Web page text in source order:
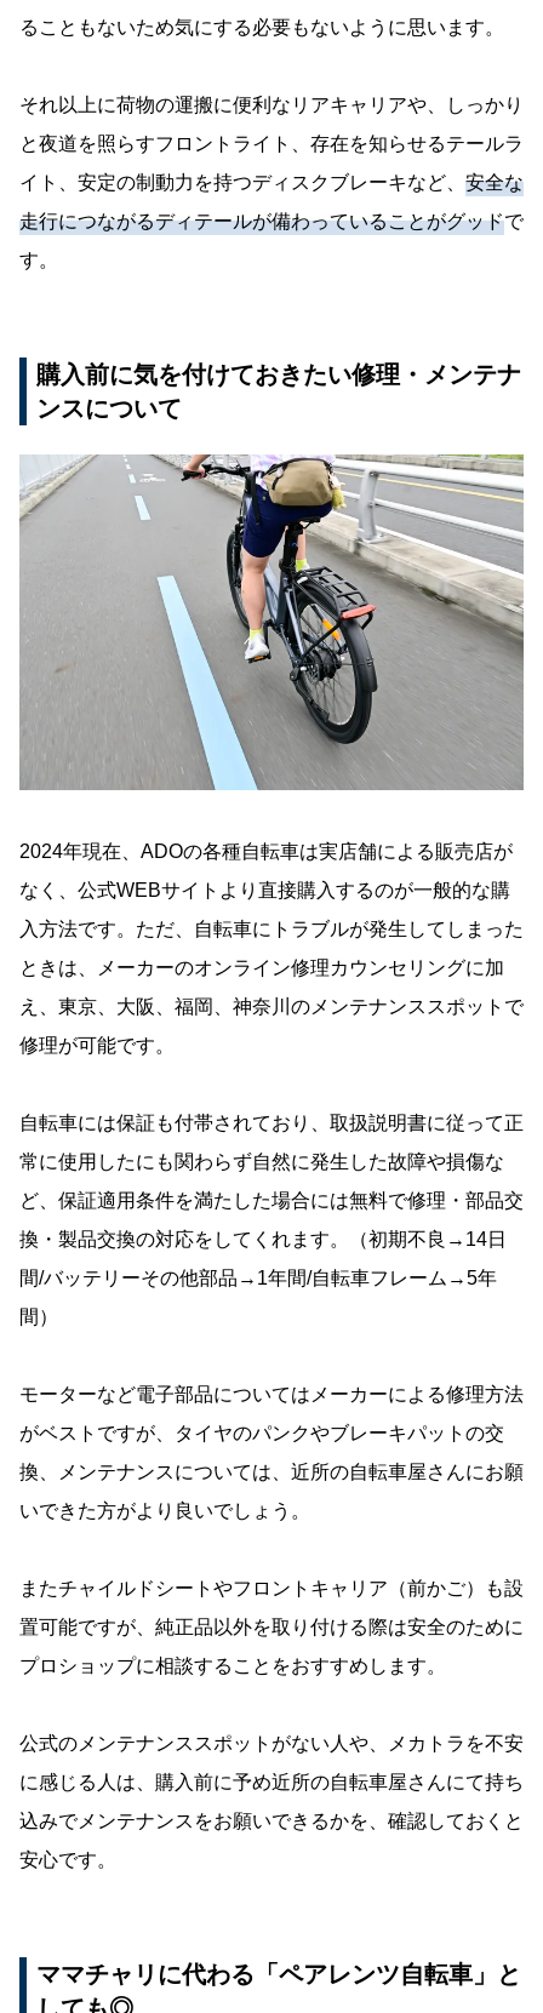
ることもないため気にする必要もないように思います。
それ以上に荷物の運搬に便利なリアキャリアや、しっかり
と夜道を照らすフロントライト、存在を知らせるテールラ
イト、安定の制動力を持つディスクブレーキなど、 安全な
走行につながるディテールが備わっていることがグッドで
す。
購入前に気を付けておきたい修理・メンテナ
ンスについて
2024年現在、ADOの各種自転車は実店舗による販売店が
なく、公式WEBサイトより直接購入するのが一般的な購
入方法です。ただ、自転車にトラブルが発生してしまった
ときは、メーカーのオンライン修理カウンセリングに加
え、東京、大阪、福岡、神奈川のメンテナンススポットで
修理が可能です。
自転車には保証も付帯されており、取扱説明書に従って正
常に使用したにも関わらず自然に発生した故障や損傷な
ど、保証適用条件を満たした場合には無料で修理・部品交
換・製品交換の対応をしてくれます。（初期不良→14日
間/バッテリーその他部品→1年間/自転車フレーム→5年
間）
モーターなど電子部品についてはメーカーによる修理方法
がベストですが、タイヤのパンクやブレーキパットの交
換、メンテナンスについては、近所の自転車屋さんにお願
いできた方がより良いでしょう。
またチャイルドシートやフロントキャリア（前かご）も設
置可能ですが、純正品以外を取り付ける際は安全のために
プロショップに相談することをおすすめします。
公式のメンテナンススポットがない人や、メカトラを不安
に感じる人は、購入前に予め近所の自転車屋さんにて持ち
込みでメンテナンスをお願いできるかを、確認しておくと
安心です。
ママチャリに代わる「ペアレンツ自転車」と